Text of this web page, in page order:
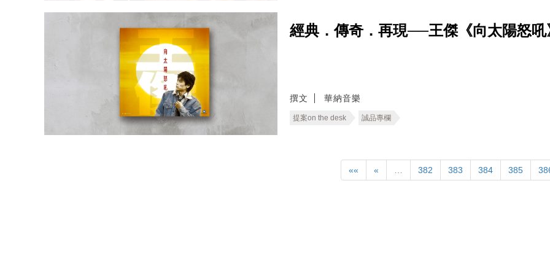
經典．傳奇．再現──王傑《向太陽怒吼
撰文 華納音樂
提案on the desk 誠品專欄
«« « … 382 383 384 385